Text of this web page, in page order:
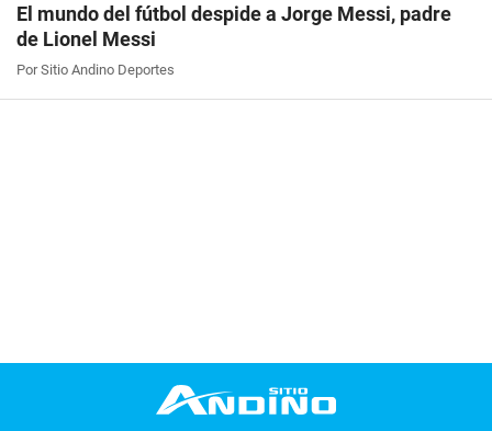
El mundo del fútbol despide a Jorge Messi, padre
de Lionel Messi
Por Sitio Andino Deportes